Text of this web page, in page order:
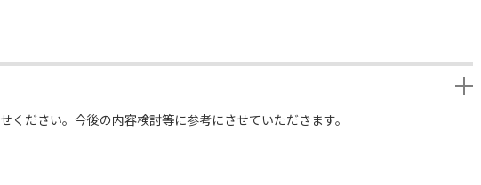
ください。今後の内容検討等に参考にさせていただきます。